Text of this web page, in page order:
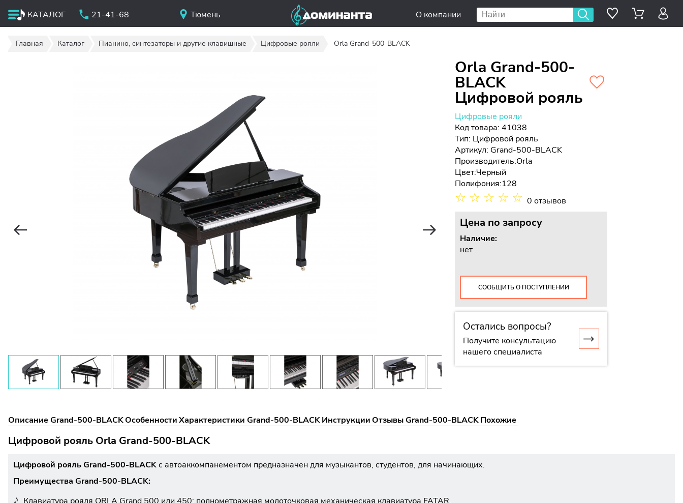
КАТАЛОГ 21-41-68 Тюмень О компании
Главная Каталог Пианино, синтезаторы и другие клавишные Цифровые рояли Orla Grand-500-BLACK
Orla Grand-500-
BLACK
Цифровой рояль
Цифровые рояли
Код товара: 41038
Тип: Цифровой рояль
Артикул: Grand-500-BLACK
Производитель:Orla
Цвет:Черный
Полифония:128
☆ ☆ ☆ ☆ ☆ 0 отзывов
Цена по запросу
Наличие:
нет
СООБЩИТЬ О ПОСТУПЛЕНИИ
Остались вопросы?
Получите консультацию
нашего специалиста
Описание Grand-500-BLACKОсобенностиХарактеристики Grand-500-BLACKИнструкцииОтзывы Grand-500-BLACKПохожие
Цифровой рояль Orla Grand-500-BLACK
Цифровой рояль Grand-500-BLACKс автоаккомпанементом предназначен для музыкантов, студентов, для начинающих.
Преимущества Grand-500-BLACK: